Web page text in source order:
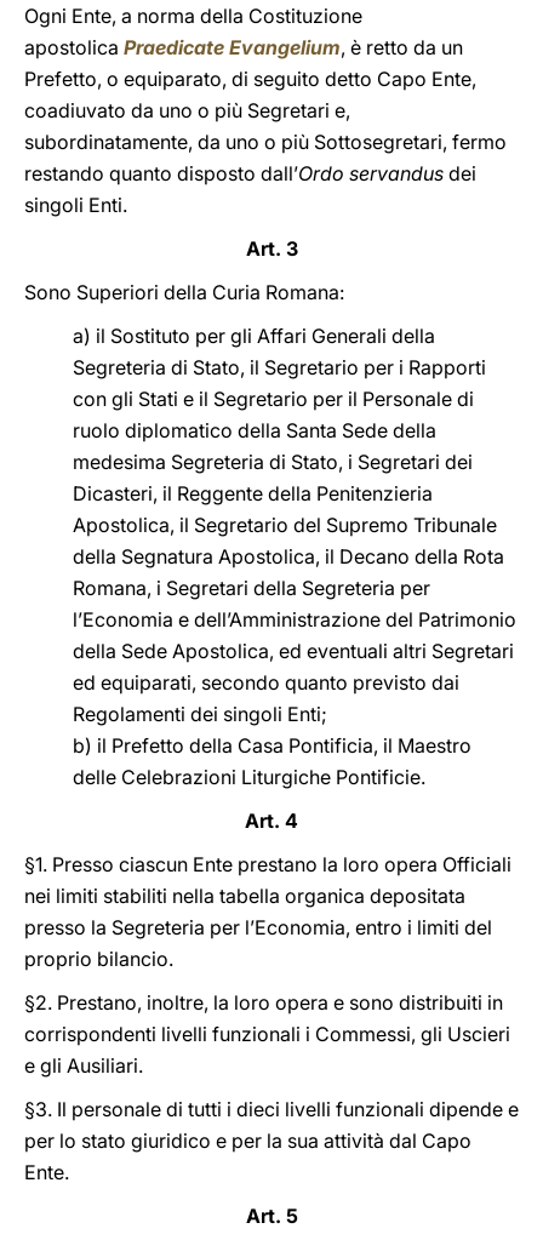
Ogni Ente, a norma della Costituzione
apostolica Praedicate Evangelium, è retto da un
Prefetto, o equiparato, di seguito detto Capo Ente,
coadiuvato da uno o più Segretari e,
subordinatamente, da uno o più Sottosegretari, fermo
restando quanto disposto dall’Ordo servandus dei
singoli Enti.
Art. 3
Sono Superiori della Curia Romana:
a) il Sostituto per gli Affari Generali della
Segreteria di Stato, il Segretario per i Rapporti
con gli Stati e il Segretario per il Personale di
ruolo diplomatico della Santa Sede della
medesima Segreteria di Stato, i Segretari dei
Dicasteri, il Reggente della Penitenzieria
Apostolica, il Segretario del Supremo Tribunale
della Segnatura Apostolica, il Decano della Rota
Romana, i Segretari della Segreteria per
l’Economia e dell’Amministrazione del Patrimonio
della Sede Apostolica, ed eventuali altri Segretari
ed equiparati, secondo quanto previsto dai
Regolamenti dei singoli Enti;
b) il Prefetto della Casa Pontificia, il Maestro
delle Celebrazioni Liturgiche Pontificie.
Art. 4
§1. Presso ciascun Ente prestano la loro opera Officiali
nei limiti stabiliti nella tabella organica depositata
presso la Segreteria per l’Economia, entro i limiti del
proprio bilancio.
§2. Prestano, inoltre, la loro opera e sono distribuiti in
corrispondenti livelli funzionali i Commessi, gli Uscieri
e gli Ausiliari.
§3. Il personale di tutti i dieci livelli funzionali dipende e
per lo stato giuridico e per la sua attività dal Capo
Ente.
Art. 5